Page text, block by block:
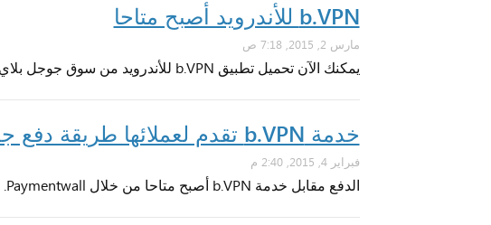
b.VPN للأندرويد أصبح متاحا
مارس 2, 2015, 7:18 ص
يمكنك الآن تحميل تطبيق b.VPN للأندرويد من سوق جوجل بلاي.
خدمة b.VPN تقدم لعملائها طريقة دفع جديدة
فبراير 4, 2015, 2:40 م
الدفع مقابل خدمة b.VPN أصبح متاحا من خلال Paymentwall.